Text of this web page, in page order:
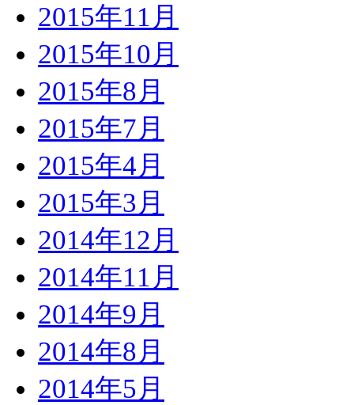
2015年11月
2015年10月
2015年8月
2015年7月
2015年4月
2015年3月
2014年12月
2014年11月
2014年9月
2014年8月
2014年5月